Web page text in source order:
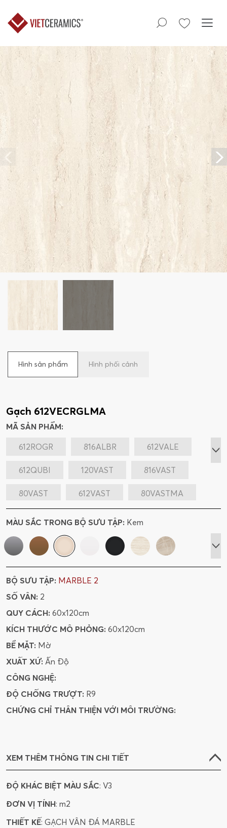
Hình sản phẩm Hình phối cảnh
Gạch 612VECRGLMA
MÃ SẢN PHẨM:
612ROGR
816ALBR 612VALE
612QUBI 120VAST 816VAST
80VAST 612VAST 80VASTMA
612VASTMA 612PUCR
612PUCRMA 612ATBL 612ARGO
120FLBL 120SASI
120CHBR 120MABE
612FLBLMA 612CAORRO
80SARO
816SAROGR
48SAROPO 80SIVIGR
48MACAMA 48CABEMA
80SUMAGRMA 48SUMAMIC
MÀU SẮC TRONG BỘ SƯU TẬP: Kem
BỘ SƯU TẬP: MARBLE 2
SỐ VÂN: 2
QUY CÁCH: 60x120cm
KÍCH THƯỚC MÔ PHỎNG: 60x120cm
BỀ MẶT: Mờ
XUẤT XỨ: Ấn Độ
CÔNG NGHỆ:
ĐỘ CHỐNG TRƯỢT: R9
CHỨNG CHỈ THÂN THIỆN VỚI MÔI TRƯỜNG:
XEM THÊM THÔNG TIN CHI TIẾT
ĐỘ KHÁC BIỆT MÀU SẮC: V3
ĐƠN VỊ TÍNH: m2
THIẾT KẾ: GẠCH VÂN ĐÁ MARBLE